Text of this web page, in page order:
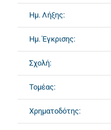
Ημ. Λήξης:
Ημ. Έγκρισης:
Σχολή:
Τομέας:
Χρηματοδότης: